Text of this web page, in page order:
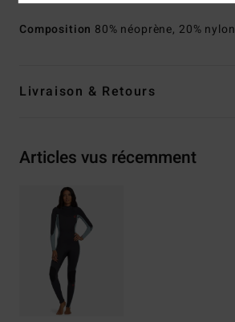
Composition 80% néoprène, 20% nylon
Livraison & Retours
Articles vus récemment